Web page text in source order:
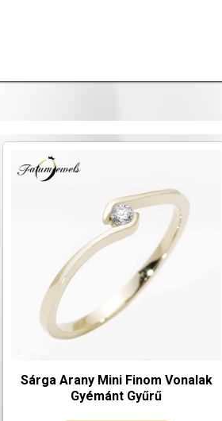
Sárga Arany Mini Finom Vonalak
Gyémánt Gyűrű